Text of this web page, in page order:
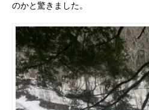
のかと驚きました。